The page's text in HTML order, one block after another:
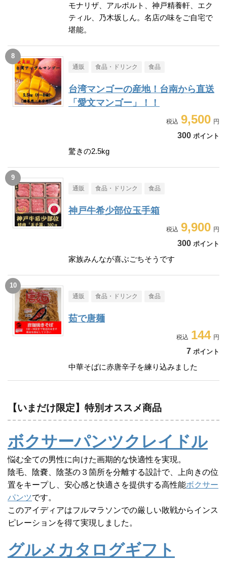
モナリザ、アルポルト、神戸精養軒、エク
ティル、乃木坂しん。名店の味をご自宅で
堪能。
通販 食品・ドリンク 食品
台湾マンゴーの産地！台南から直送
「愛文マンゴー」！！
9,500
300 ポイント
驚きの2.5kg
通販 食品・ドリンク 食品
神戸牛希少部位玉手箱
9,900
300 ポイント
家族みんなが喜ぶごちそうです
通販 食品・ドリンク 食品
茹で唐麺
144
7 ポイント
中華そばに赤唐辛子を練り込みました
【いまだけ限定】特別オススメ商品
ボクサーパンツクレイドル
悩む全ての男性に向けた画期的な快適性を実現。
陰毛、陰嚢、陰茎の３箇所を分離する設計で、上向きの位
置をキープし、安心感と快適さを提供する高性能ボクサー
パンツです。
このアイディアはフルマラソンでの厳しい敗戦からインス
ピレーションを得て実現しました。
グルメカタログギフト